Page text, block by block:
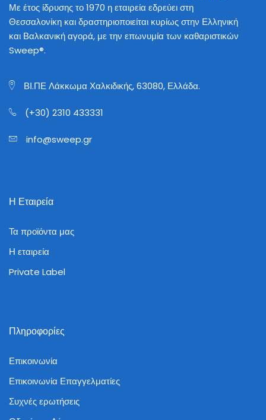
Με έτος ίδρυσης το 1970 η εταιρεία εδρεύει στη
Θεσσαλονίκη και δραστηριοποιείται κυρίως στην Ελληνική
και Βαλκανική αγορά, με την επωνυμία των καθαριστικών
Sweep®.
ΒΙ.ΠΕ Λάκκωμα Χαλκιδικής, 63080, Ελλάδα.
(+30) 2310 433331
info@sweep.gr
Η Εταιρεία
Τα προϊόντα μας
Η εταιρεία
Private Label
Πληροφορίες
Επικοινωνία
Επικοινωνία Επαγγελματίες
Συχνές ερωτήσεις